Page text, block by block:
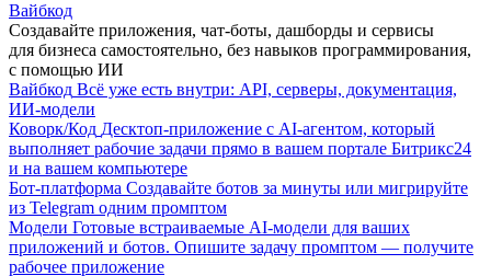
Вайбкод
Создавайте приложения, чат-боты, дашборды и сервисы
для бизнеса самостоятельно, без навыков программирования,
с помощью ИИ
Вайбкод Всё уже есть внутри: API, серверы, документация,
ИИ-модели
Коворк/Код Десктоп-приложение с AI-агентом, который
выполняет рабочие задачи прямо в вашем портале Битрикс24
и на вашем компьютере
Бот-платформа Создавайте ботов за минуты или мигрируйте
из Telegram одним промптом
Модели Готовые встраиваемые AI-модели для ваших
приложений и ботов. Опишите задачу промптом — получите
рабочее приложение